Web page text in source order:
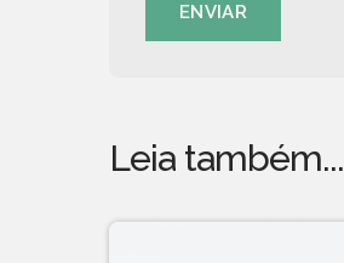
ENVIAR
Leia também...